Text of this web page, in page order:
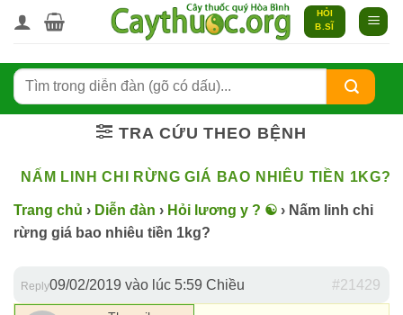
qua
dung
HỎI
B.SĨ
TRA CỨU THEO BỆNH
NẤM LINH CHI RỪNG GIÁ BAO NHIÊU TIỀN 1KG?
Trang chủ › Diễn đàn › Hỏi lương y ? ☯️ › Nấm linh chi
rừng giá bao nhiêu tiền 1kg?
09/02/2019 vào lúc 5:59 Chiều #21429
Reply